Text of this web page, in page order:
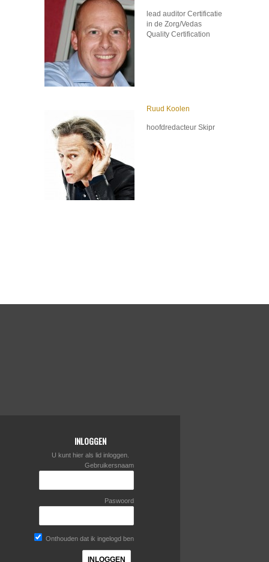
lead auditor Certificatie
in de Zorg/Vedas
Quality Certification
Ruud Koolen
hoofdredacteur Skipr
INLOGGEN
U kunt hier als lid inloggen.
Gebruikersnaam
Paswoord
Onthouden dat ik ingelogd ben